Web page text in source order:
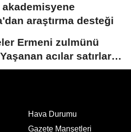
akademisyene
araştırma desteği
Ermeni zulmünü
acılar satırlara
Hava Durumu
Gazete Manşetleri